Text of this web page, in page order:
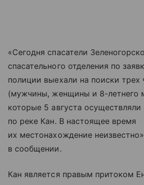
«Сегодня спасатели
спасательного отделения по
полиции выехали на поиски трех
(мужчины, женщины и 8-летнего
которые 5 августа осуществляли
по реке Кан. В настоящее время
их местонахождение
в сообщении.
Кан является правым притоком